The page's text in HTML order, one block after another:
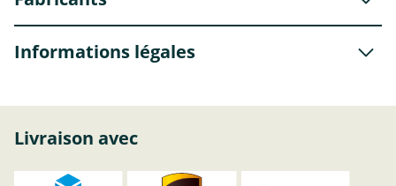
Informations légales
Livraison avec